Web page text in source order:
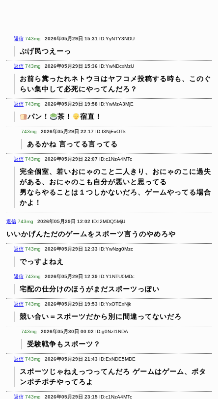
返信 743mg 2026年05月29日 15:31 ID:YyNTY3NDU
ぷげ民つえーっ
返信 743mg 2026年05月29日 15:36 ID:YwNDcxMzU
お前ら糞ったれネトウヨはヤフコメ投稿する時も、このぐ
らい集中して必死にやってんだろ？
返信 743mg 2026年05月29日 19:58 ID:YwMzA3MjE
パン！ 茶！ 宿直！
743mg 2026年05月29日 22:17 ID:I3NjExOTk
あるかね 言ってる言ってる
返信 743mg 2026年05月29日 22:07 ID:c1NzA4MTc
完全個室、若いおにゃのこと二人きり、おにゃのこに過失
がある、おにゃのこも自分が悪いと思ってる
男ならやることは１つしかないだろ、ゲームやってる場合
かよ！
返信 743mg 2026年05月29日 12:02 ID:I2MDQ5MjU
いいかげんただのゲームをスポーツ言うのやめろや
返信 743mg 2026年05月29日 12:33 ID:YwNzg0Mzc
でっすよねえ
返信 743mg 2026年05月29日 12:39 ID:Y1NTU0MDc
宅配の仕分けのほうがまだスポーツっぽい
返信 743mg 2026年05月29日 19:53 ID:YxOTExNjk
競い合い＝スポーツだから別に間違ってないだろ
743mg 2026年05月30日 00:02 ID:g0NzI1NDA
受験戦争もスポーツ？
返信 743mg 2026年05月29日 21:43 ID:ExNDE5MDE
スポーツじゃねえっつってんだろ ゲームはゲーム、ボタ
ンポチポチやってろよ
返信 743mg 2026年05月29日 23:15 ID:c1NzA4MTc